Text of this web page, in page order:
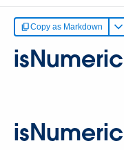
Copy as Markdown
isNumeric